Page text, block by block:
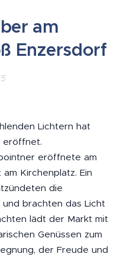
am
Enzersdorf
Lichtern hat
eröffnet.
eröffnete am
Kirchenplatz. Ein
die
brachten das Licht
lädt der Markt mit
Genüssen zum
der Freude und